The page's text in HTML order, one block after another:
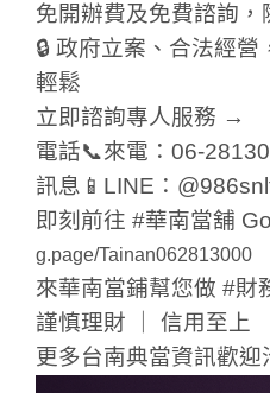
免開辦費及免費諮詢
🔒 政府立案、合法經
輕鬆
立即諮詢專人服務 →
電話📞來電：06-
訊息📱LINE：
即刻前往 #華南當舖
g.page/Tainan062813000
來華南當鋪幫您做 #財
謹慎理財 ｜ 信用至上
更多台南典當資訊歡迎